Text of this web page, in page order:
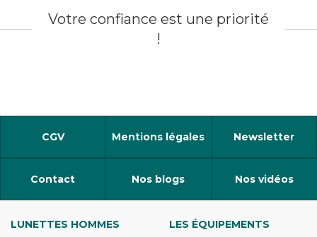
Votre confiance est une priorité
!
CGV Mentions légales Newsletter
Contact Nos blogs Nos vidéos
LUNETTES HOMMES
LES ÉQUIPEMENTS